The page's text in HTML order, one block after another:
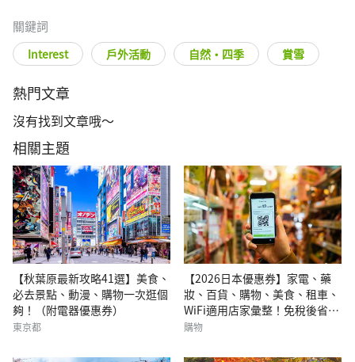
關鍵詞
Interest 戶外活動 自然・四季 賞雪
熱門文章
沒有找到文章哦～
相關主題
【秋葉原最新攻略41選】美食、
必去景點、動漫、購物一次逛個
夠！（附電器優惠券）
東京都
【2026日本優惠券】家電、藥
妝、百貨、購物、美食、租車、
WiFi適用店家彙整！免稅後省上
加省！
購物